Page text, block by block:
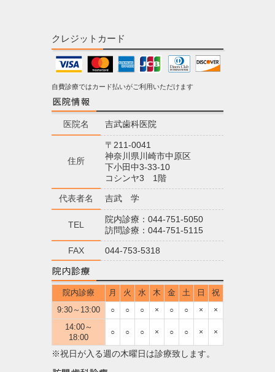
クレジットカード
自費診療ではカード払いがご利用いただけます
医院名 吉武歯科医院
住所
〒211-0041
神奈川県川崎市中原区
下小田中3-33-10
コシンヤ3 1階
代表者名 吉武 学
TEL
院内診療：044-751-5050
訪問診療：044-751-5115
FAX 044-753-5318
院内診療 月 火 水 木 金 土 日
祝
9:30～13:00
○ ○ ○ × ○ ○ × ×
14:00～
18:00
○ ○ ○ × ○ ○ × ×
※祝日が入る週の木曜日は診療致します。